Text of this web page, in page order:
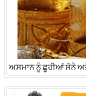
ਅਸਮਾਨ ਨੂੰ ਛੂਹੀਆਂ ਸੋਨੇ ਅਤੇ